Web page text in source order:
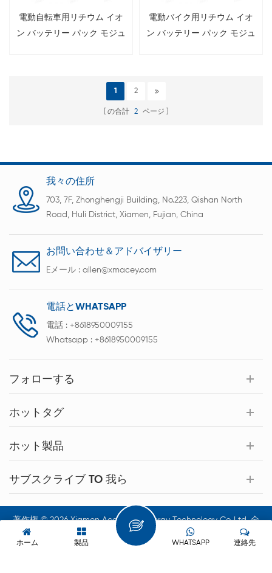
電動自転車用リチウム イオ
ン バッテリー パック モジュ
電動バイク用リチウム イオ
ン バッテリー パック モジュ
1 2
の合計 2 ページ
我々の住所
703, 7F, Zhonghengji Building, No.223, Qishan North
Road, Huli District, Xiamen, Fujian, China
お問い合わせ＆アドバイザリー
Eメール : allen@xmacey.com
電話とWHATSAPP
電話 : +8618950009155
Whatsapp : +8618950009155
フォローする
ホットタグ
ホット製品
サブスクライブ TO 我ら
著作権 © 2026 Xiamen Acey New Energy Technology Co.,Ltd. 全
著作権所有.
ホーム 製品 連絡先
WHATSAPP